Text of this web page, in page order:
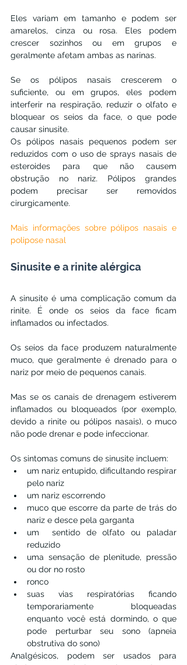
Eles variam em tamanho e podem ser
amarelos, cinza ou rosa. Eles podem
crescer sozinhos ou em grupos e
geralmente afetam ambas as narinas.
Se os pólipos nasais crescerem o
suficiente, ou em grupos, eles podem
interferir na respiração, reduzir o olfato e
bloquear os seios da face, o que pode
causar sinusite.
Os pólipos nasais pequenos podem ser
reduzidos com o uso de sprays nasais de
esteroides para que não causem
obstrução no nariz. Pólipos grandes
podem precisar ser removidos
cirurgicamente.
Mais informações sobre pólipos nasais e
polipose nasal
Sinusite e a rinite alérgica
A sinusite é uma complicação comum da
rinite. É onde os seios da face ficam
inflamados ou infectados.
Os seios da face produzem naturalmente
muco, que geralmente é drenado para o
nariz por meio de pequenos canais.
Mas se os canais de drenagem estiverem
inflamados ou bloqueados (por exemplo,
devido a rinite ou pólipos nasais), o muco
não pode drenar e pode infeccionar.
Os sintomas comuns de sinusite incluem:
um nariz entupido, dificultando respirar
pelo nariz
um nariz escorrendo
muco que escorre da parte de trás do
nariz e desce pela garganta
um  sentido de olfato ou paladar
reduzido
uma sensação de plenitude, pressão
ou dor no rosto
ronco
suas vias respiratórias ficando
temporariamente bloqueadas
enquanto você está dormindo, o que
pode perturbar seu sono (apneia
obstrutiva do sono)
Analgésicos, podem ser usados ​​para